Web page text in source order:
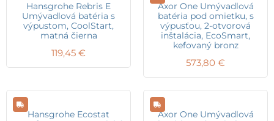
Hansgrohe Rebris E
Umývadlová batéria s
výpustom, CoolStart,
matná čierna
119,45 €
Axor One Umývadlová
batéria pod omietku, s
výpusťou, 2-otvorová
inštalácia, EcoSmart,
kefovaný bronz
573,80 €
Hansgrohe Ecostat
Axor One Umývadlová